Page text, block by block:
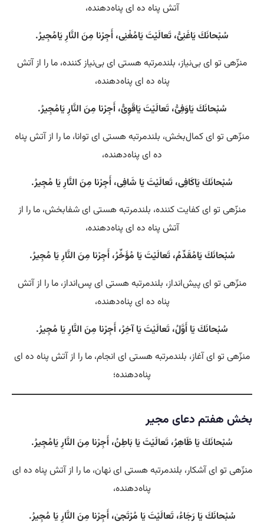
آتش پناه ده ای پناه‌دهنده،
سُبْحانَكَ يَاغَنِىُّ، تَعالَيْتَ يَامُغْنِى، أَجِرْنا مِنَ النَّارِ يَامُجِيرُ.
منزّهی تو ای بی‌نیاز، بلندمرتبه هستی‌ ای بی‌نیاز کننده، ما را از آتش
پناه ده ای پناه‌دهنده،
سُبْحانَكَ يَاوَفِىُّ، تَعالَيْتَ يَاقَوِىُّ، أَجِرْنا مِنَ النَّارِ يَامُجِيرُ.
منزّهی تو ای کمال‌بخش، بلندمرتبه هستی‌ ای توانا، ما را از آتش پناه
ده ای پناه‌دهنده،
سُبْحانَكَ يَاكَافِى، تَعالَيْتَ يَا شَافِى، أَجِرْنا مِنَ النَّارِ يَا مُجِيرُ.
منزّهی تو ای کفایت کننده، بلندمرتبه هستی‌ ای شفابخش، ما را از
آتش پناه ده ای پناه‌دهنده،
سُبْحانَكَ يَامُقَدِّمُ، تَعالَيْتَ يَا مُؤَخِّرُ، أَجِرْنا مِنَ النَّارِ يَا مُجِيرُ.
منزّهی تو ای پیش‌انداز، بلندمرتبه هستی‌ ای پس‌انداز، ما را از آتش
پناه ده ای پناه‌دهنده،
سُبْحانَكَ يَا أَوَّلُ، تَعالَيْتَ يَا آخِرُ، أَجِرْنا مِنَ النَّارِ يَا مُجِيرُ.
منزّهی تو ای آغاز، بلندمرتبه هستی‌ ای انجام، ما را از آتش پناه ده ای
پناه‌دهنده؛
بخش هفتم دعای مجیر
سُبْحانَكَ يَا ظَاهِرُ، تَعالَيْتَ يَا بَاطِنُ، أَجِرْنا مِنَ النَّارِ يَامُجِيرُ.
منزّهی تو ای آشکار، بلندمرتبه هستی‌ ای نهان، ما را از آتش پناه ده ای
پناه‌دهنده،
سُبْحانَكَ يَا رَجَاءُ، تَعالَيْتَ يَا مُرْتَجىٰ، أَجِرْنا مِنَ النَّارِ يَا مُجِيرُ.